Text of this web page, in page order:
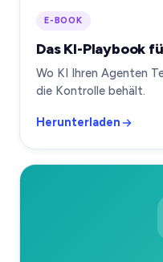
E-BOOK
Das KI-Playbook
Wo KI Ihren Agenten
die Kontrolle behält.
Herunterladen